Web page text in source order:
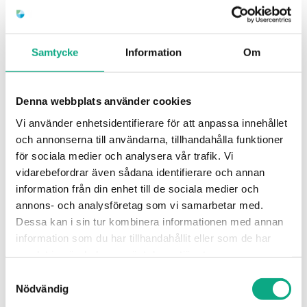
Samtycke Information Om
Denna webbplats använder cookies
Vi använder enhetsidentifierare för att anpassa innehållet
och annonserna till användarna, tillhandahålla funktioner
för sociala medier och analysera vår trafik. Vi
vidarebefordrar även sådana identifierare och annan
information från din enhet till de sociala medier och
annons- och analysföretag som vi samarbetar med.
Dessa kan i sin tur kombinera informationen med annan
information som du har tillhandahållit eller som de har
Nödvändig
vi på plats samma dag på Öland.
Stamspolning i Mörbylånga
Spolning av stammar som återställer flödet i
fastigheten och förebygger återkommande stopp i
systemet.
Stamspolning i Mörbylånga